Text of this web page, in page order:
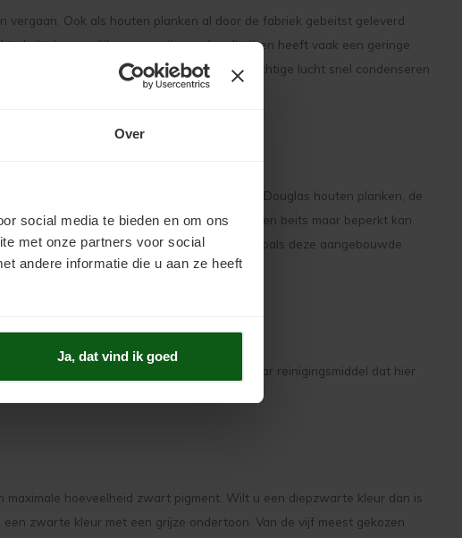
Over
social media te bieden en om ons
met onze partners voor social
andere informatie die u aan ze heeft
Ja, dat vind ik goed
vergaan. Ook als houten planken al door de fabriek gebeitst geleverd
beits is namelijk soms matig van kwaliteit en heeft vaak een geringe
Zeker op metalen schroeven kan vochtige lucht snel condenseren
is gedaan door voor het monteren van de Douglas houten planken, de
dicht te zetten of “te sealen”, iets wat een beits maar beperkt kan.
van 1 liter is voor een gemiddelde klus, zoals deze aangebouwde
is een krachtig en biologisch afbreekbaar reinigingsmiddel dat hier
hoeveelheid zwart pigment. Wilt u een diepzwarte kleur dan is
zwarte kleur met een grijze ondertoon. Van de vijf meest gekozen